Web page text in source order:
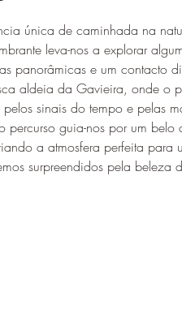
única de caminhada na
leva-nos a explorar
panorâmicas e um contacto
aldeia da Gavieira, onde o
sinais do tempo e pelas
percurso guia-nos por um
a atmosfera perfeita
surpreendidos pela